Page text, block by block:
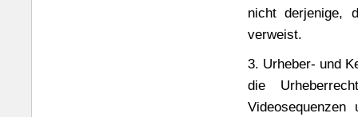
nicht derjenige,
verweist.
3. Urheber- und
die